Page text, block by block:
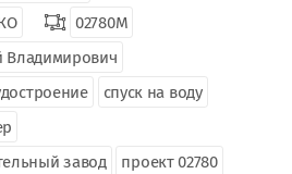
02780М
Владимирович
спуск на воду
завод
проект 02780